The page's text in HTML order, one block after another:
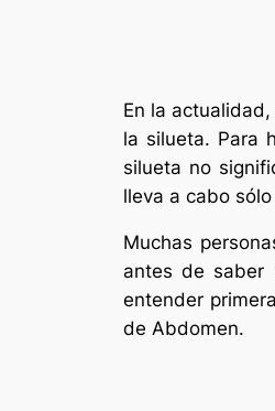
En la
la silueta. Para
silueta no
lleva a cabo
Muchas
antes de saber
entender
de Abdomen.